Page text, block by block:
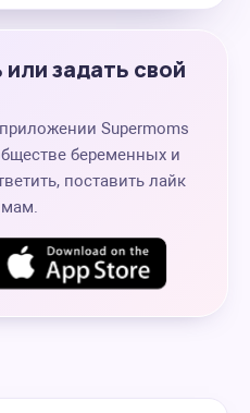
задать свой
Supermoms
беременных и
поставить лайк
мам.